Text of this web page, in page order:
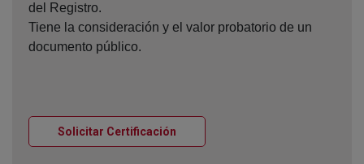
del Registro.
Tiene la consideración y el valor probatorio de un
documento público.
Solicitar Certificación